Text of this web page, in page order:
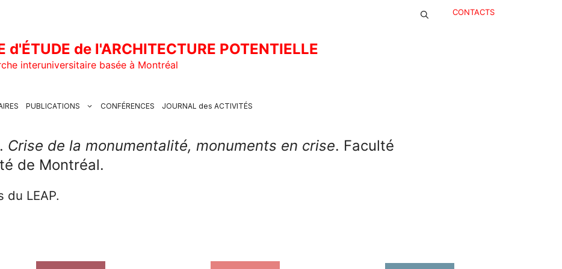
CONTACTS
d'ÉTUDE de l'ARCHITECTURE POTENTIELLE
interuniversitaire basée à Montréal
PUBLICATIONS CONFÉRENCES JOURNAL des ACTIVITÉS
Crise de la monumentalité, monuments en crise. Faculté
de Montréal.
LEAP.